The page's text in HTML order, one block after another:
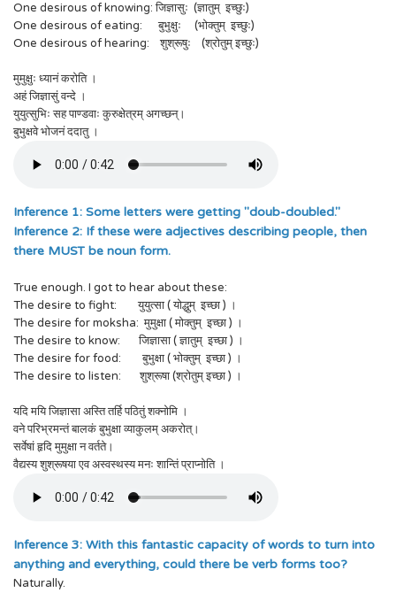
One desirous of knowing: जिज्ञासुः (ज्ञातुम् इच्छुः)
One desirous of eating: बुभुक्षुः (भोक्तुम् इच्छुः)
One desirous of hearing: शुश्रूषुः (श्रोतुम् इच्छुः)
मुमुक्षुः ध्यानं करोति ।
अहं जिज्ञासुं वन्दे ।
युयुत्सुभिः सह पाण्डवाः कुरुक्षेत्रम् अगच्छन्।
बुभुक्षवे भोजनं ददातु ।
Inference 1: Some letters were getting "doub-doubled."
Inference 2: If these were adjectives describing people, then
there MUST be noun form.
True enough. I got to hear about these:
The desire to fight: युयुत्सा ( योद्धुम् इच्छा ) ।
The desire for moksha: मुमुक्षा ( मोक्तुम् इच्छा ) ।
The desire to know: जिज्ञासा ( ज्ञातुम् इच्छा ) ।
The desire for food: बुभुक्षा ( भोक्तुम् इच्छा ) ।
The desire to listen: शुश्रूषा (श्रोतुम् इच्छा ) ।
यदि मयि जिज्ञासा अस्ति तर्हि पठितुं शक्नोमि ।
वने परिभ्रमन्तं बालकं बुभुक्षा व्याकुलम् अकरोत्।
सर्वेषां हृदि मुमुक्षा न वर्तते।
वैद्यस्य शुश्रूषया एव अस्वस्थस्य मनः शान्तिं प्राप्नोति ।
Inference 3: With this fantastic capacity of words to turn into
anything and everything, could there be verb forms too?
Naturally.